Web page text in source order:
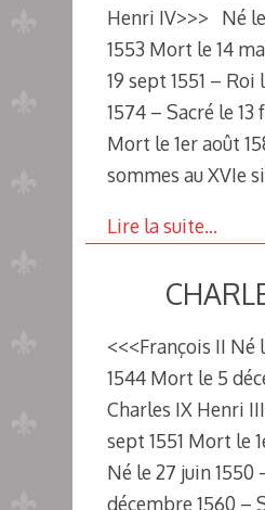
Henri IV>>> Né
1553 Mort le 14
19 sept 1551 – Roi
1574 – Sacré le 13
Mort le 1er août
sommes au XVIe
Lire la suite…
<<<François II Né
1544 Mort le 5
Charles IX Henri
sept 1551 Mort le
Né le 27 juin 1550
décembre 1560 –